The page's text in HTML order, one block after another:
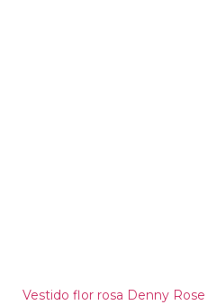
Vestido flor rosa Denny Rose